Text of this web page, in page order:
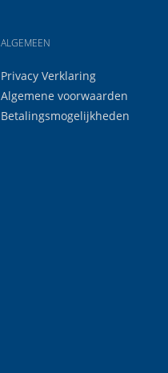
ALGEMEEN
Privacy Verklaring
Algemene voorwaarden
Betalingsmogelijkheden